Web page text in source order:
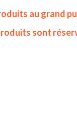
au grand
sont